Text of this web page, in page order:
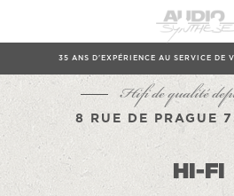
35 ANS D'EXPÉRIENCE AU SERVICE DE
Hifi de qualité
8 RUE DE PRAGUE
HI-FI